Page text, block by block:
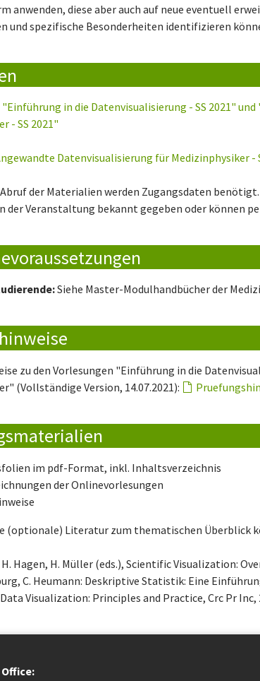
anwenden, diese aber auch auf neue eventuell
und spezifische Besonderheiten identifizieren
in die Datenvisualisierung - SS 2021"
- SS 2021"
Datenvisualisierung für Medizinphysiker -
der Materialien werden Zugangsdaten benötigt.
der Veranstaltung bekannt gegeben oder können
Siehe Master-Modulhandbücher der
zu den Vorlesungen "Einführung in die
(Vollständige Version, 14.07.2021):
im pdf-Format, inkl. Inhaltsverzeichnis
der Onlinevorlesungen
(optionale) Literatur zum thematischen Überblick
Hagen, H. Müller (eds.), Scientific Visualization:
C. Heumann: Deskriptive Statistik: Eine
Data Visualization: Principles and Practice, Crc Pr Inc,
Office: